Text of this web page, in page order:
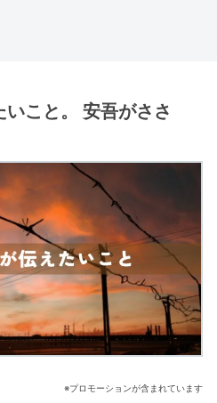
いこと。 安吾がささ
※プロモーションが含まれています